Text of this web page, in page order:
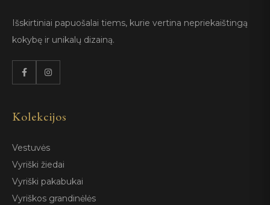
Išskirtiniai papuošalai tiems, kurie vertina nepriekaištingą
kokybę ir unikalų dizainą.
Kolekcijos
Vestuvės
Vyriški žiedai
Vyriški pakabukai
Vyriškos grandinėlės